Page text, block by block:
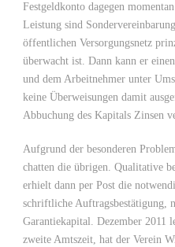
Festgeldkonto dagegen
Leistung sind
öffentlichen Versorgungsnetz
überwacht ist. Dann kann er
und dem Arbeitnehmer unter
keine Überweisungen damit
Abbuchung des Kapitals Zinsen
Aufgrund der besonderen
chatten die übrigen. Qualitative
erhielt dann per Post die
schriftliche Auftragsbestätigung,
Garantiekapital. Dezember 2011
zweite Amtszeit, hat der Verein